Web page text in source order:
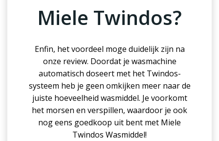
Miele Twindos?
Enfin, het voordeel moge duidelijk zijn na
onze review. Doordat je wasmachine
automatisch doseert met het Twindos-
systeem heb je geen omkijken meer naar de
juiste hoeveelheid wasmiddel. Je voorkomt
het morsen en verspillen, waardoor je ook
nog eens goedkoop uit bent met Miele
Twindos Wasmiddel!